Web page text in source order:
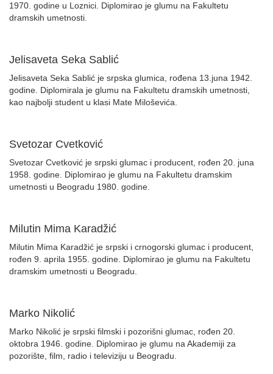
1970. godine u Loznici. Diplomirao je glumu na Fakultetu
dramskih umetnosti.
Jelisaveta Seka Sablić
Jelisaveta Seka Sablić je srpska glumica, rođena 13.juna 1942.
godine. Diplomirala je glumu na Fakultetu dramskih umetnosti,
kao najbolji student u klasi Mate Miloševića.
Svetozar Cvetković
Svetozar Cvetković je srpski glumac i producent, rođen 20. juna
1958. godine. Diplomirao je glumu na Fakultetu dramskim
umetnosti u Beogradu 1980. godine.
Milutin Mima Karadžić
Milutin Mima Karadžić je srpski i crnogorski glumac i producent,
rođen 9. aprila 1955. godine. Diplomirao je glumu na Fakultetu
dramskim umetnosti u Beogradu.
Marko Nikolić
Marko Nikolić je srpski filmski i pozorišni glumac, rođen 20.
oktobra 1946. godine. Diplomirao je glumu na Akademiji za
pozorište, film, radio i televiziju u Beogradu.